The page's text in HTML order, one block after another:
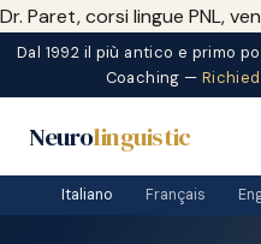
Dr. Paret, corsi lingue PNL,
Dal 1992 il più antico e primo
Coaching —
Neurolinguistic
Italiano · Français ·